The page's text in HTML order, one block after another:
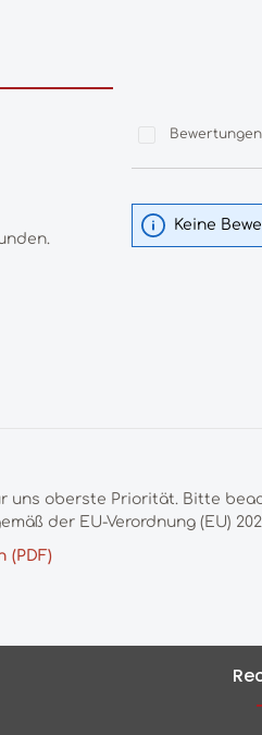
Keine
uns oberste Priorität. Bitte
der EU-Verordnung (EU)
(PDF)